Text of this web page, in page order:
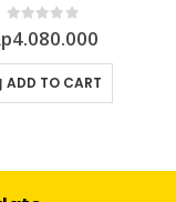
out of 5
4.080.000
ADD TO CART